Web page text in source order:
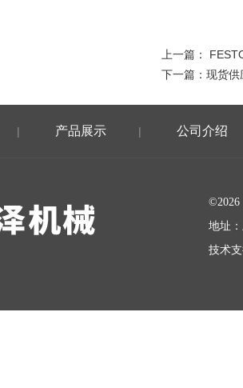
上一篇：
下一篇： 现货供
| 产品展示 | 公司介绍
地址
技术